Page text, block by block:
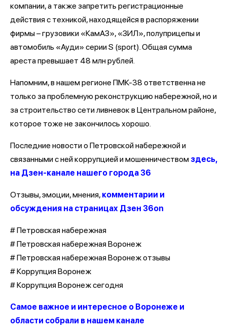
компании, а также запретить регистрационные
действия с техникой, находящейся в распоряжении
фирмы – грузовики «КамАЗ», «ЗИЛ», полуприцепы и
автомобиль «Ауди» серии S (sport). Общая сумма
ареста превышает 48 млн рублей.
Напомним, в нашем регионе ПМК-38 ответственна не
только за проблемную реконструкцию набережной, но и
за строительство сети ливневок в Центральном районе,
которое тоже не закончилось хорошо.
Последние новости о Петровской набережной и
связанными с ней коррупцией и мошенничеством здесь,
на Дзен-канале нашего города 36
Отзывы, эмоции, мнения, комментарии и
обсуждения на страницах Дзен 36on
# Петровская набережная
# Петровская набережная Воронеж
# Петровская набережная Воронеж отзывы
# Коррупция Воронеж
# Коррупция Воронеж сегодня
Самое важное и интересное о Воронеже и
области собрали в нашем канале